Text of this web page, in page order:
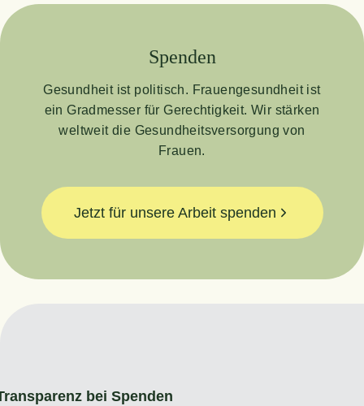
Spen­den
Gesund­heit ist poli­tisch. Frau­en­ge­sund­heit ist
ein Grad­mes­ser für Gerech­tig­keit. Wir stär­ken
welt­weit die Gesund­heits­ver­sor­gung von
Frauen.
Jetzt für unsere Arbeit spenden
bei Spenden